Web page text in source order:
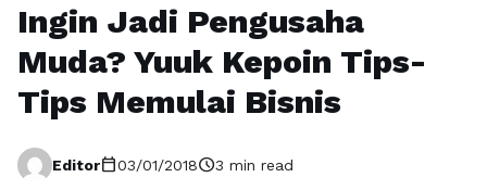
Ingin Jadi Pengusaha
Muda? Yuuk Kepoin Tips-
Tips Memulai Bisnis
Editorcalendar_today03/01/2018schedule3 min read